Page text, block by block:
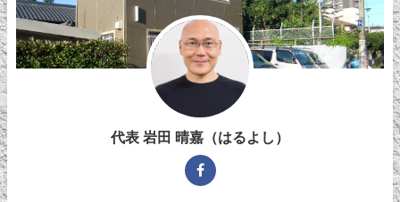
代表 岩田 晴嘉（はるよし）